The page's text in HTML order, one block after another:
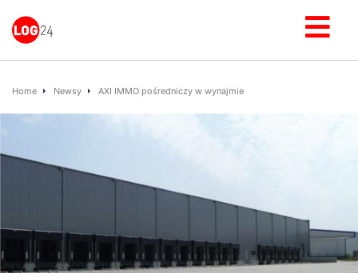
Home Newsy AXI IMMO pośredniczy w wynajmie